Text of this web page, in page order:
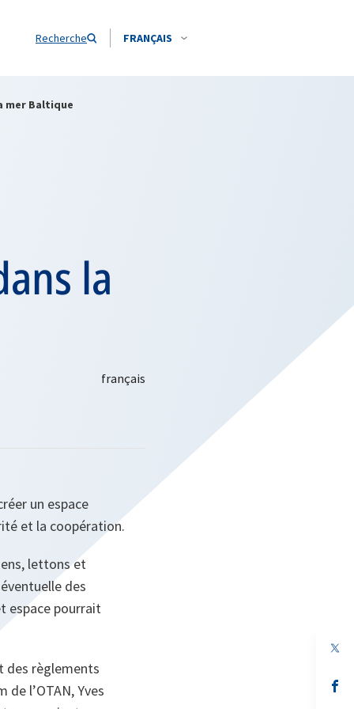
Recherche FRANÇAIS
mer Baltique
la
un espace
et la coopération.
lettons et
des
espace pourrait
des règlements
l’OTAN, Yves